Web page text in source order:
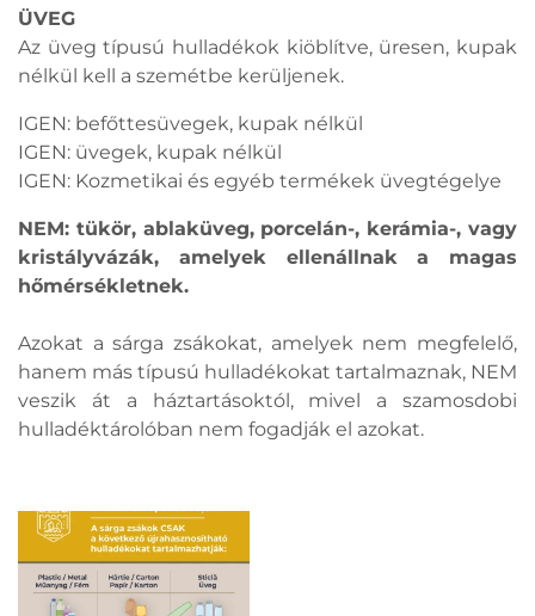
ÜVEG
Az üveg típusú hulladékok kiöblítve, üresen, kupak
nélkül kell a szemétbe kerüljenek.
IGEN: befőttesüvegek, kupak nélkül
IGEN: üvegek, kupak nélkül
IGEN: Kozmetikai és egyéb termékek üvegtégelye
NEM: tükör, ablaküveg, porcelán-, kerámia-, vagy
kristályvázák, amelyek ellenállnak a magas
hőmérsékletnek.
Azokat a sárga zsákokat, amelyek nem megfelelő,
hanem más típusú hulladékokat tartalmaznak, NEM
veszik át a háztartásoktól, mivel a szamosdobi
hulladéktárolóban nem fogadják el azokat.